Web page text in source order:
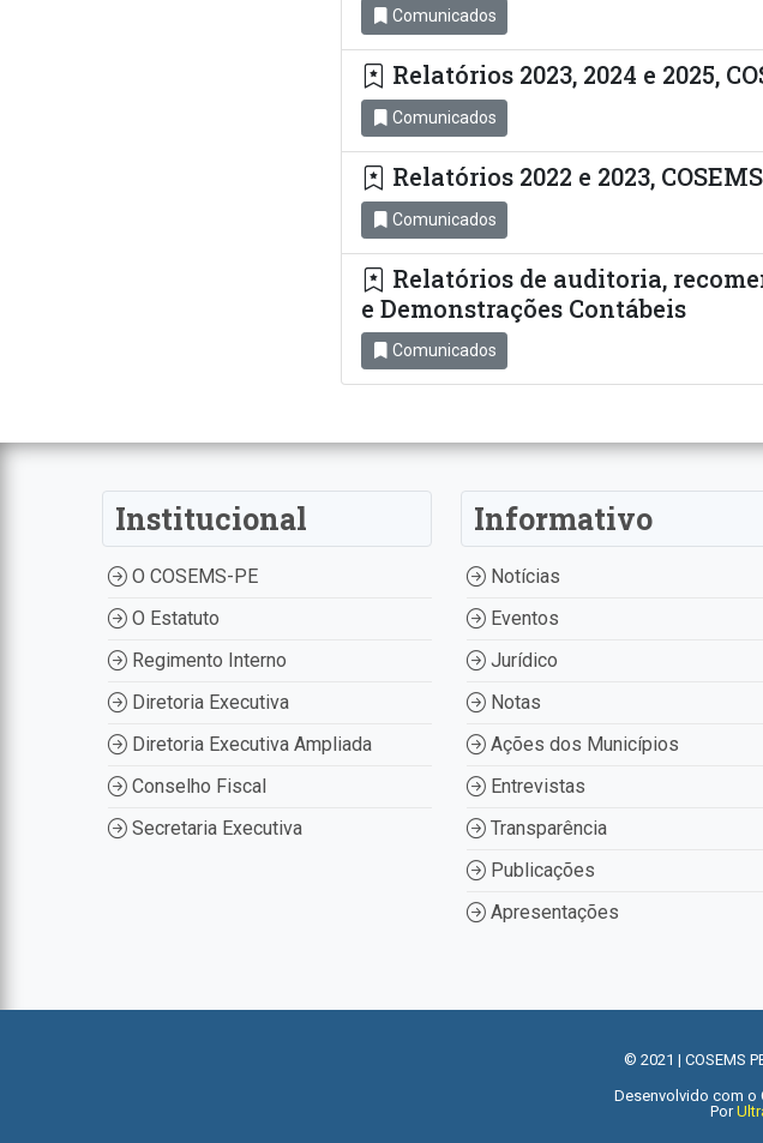
Comunicados
Relatórios 2023, 2024 e 2025,
Comunicados
Relatórios 2022 e 2023,
Comunicados
Relatórios de auditoria,
e Demonstrações Contábeis
Comunicados
Institucional
O COSEMS-PE
O Estatuto
Regimento Interno
Diretoria Executiva
Diretoria Executiva Ampliada
Conselho Fiscal
Secretaria Executiva
Informativo
Notícias
Eventos
Jurídico
Notas
Ações dos Municípios
Entrevistas
Transparência
Publicações
Apresentações
© 2021 | COSEMS
Desenvolvido com o
Por